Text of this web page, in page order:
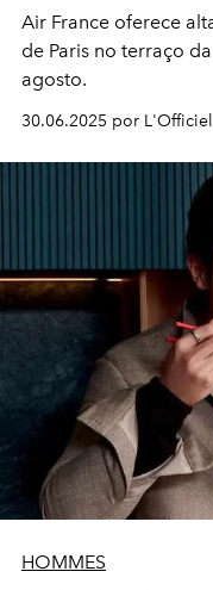
Air France oferece
de Paris no terraço
agosto.
30.06.2025 por L'Officiel
HOMMES